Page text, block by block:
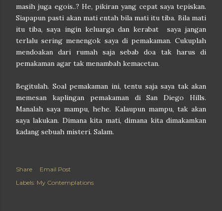
masih juga egois..? He, pikiran yang cepat saya tepiskan.
Siapapun pasti akan mati entah bila mati itu tiba. Bila mati
itu tiba, saya ingin keluarga dan kerabat saya jangan
terlalu sering menengok saya di pemakaman. Cukuplah
mendoakan dari rumah saja sebab doa tak harus di
pemakaman agar tak menambah kemacetan.
Begitulah. Soal pemakaman ini, tentu saja saya tak akan
memesan kaplingan pemakaman di San Diego Hills.
Manalah saya mampu, hehe. Kalaupun mampu, tak akan
saya lakukan. Dimana kita mati, dimana kita dimakamkan
kadang sebuah misteri. Salam.
Share
Email Post
Labels: My Contemplations